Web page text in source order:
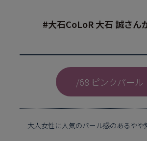
#大石CoLoR 大石 誠さん
/68 ピンクパール
大人女性に人気のパール感のあるやや